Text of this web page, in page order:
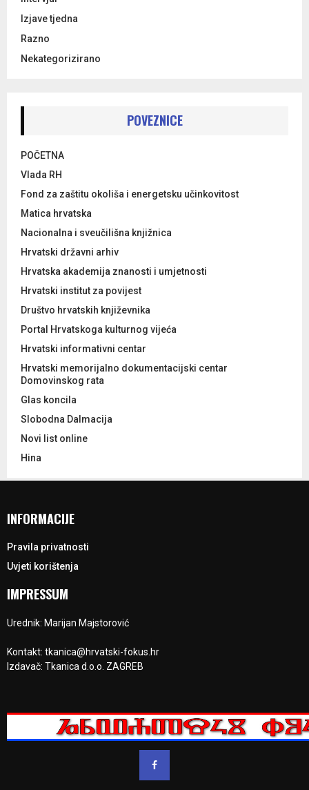
Izjave tjedna
Razno
Nekategorizirano
POVEZNICE
POČETNA
Vlada RH
Fond za zaštitu okoliša i energetsku učinkovitost
Matica hrvatska
Nacionalna i sveučilišna knjižnica
Hrvatski državni arhiv
Hrvatska akademija znanosti i umjetnosti
Hrvatski institut za povijest
Društvo hrvatskih književnika
Portal Hrvatskoga kulturnog vijeća
Hrvatski informativni centar
Hrvatski memorijalno dokumentacijski centar
Domovinskog rata
Glas koncila
Slobodna Dalmacija
Novi list online
Hina
INFORMACIJE
Pravila privatnosti
Uvjeti korištenja
IMPRESSUM
Urednik: Marijan Majstorović
Kontakt: tkanica@hrvatski-fokus.hr
Izdavač: Tkanica d.o.o. ZAGREB